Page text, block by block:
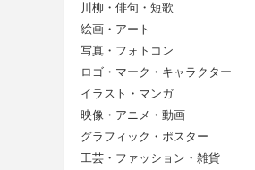
川柳・俳句・短歌
絵画・アート
写真・フォトコン
ロゴ・マーク・キャラクター
イラスト・マンガ
映像・アニメ・動画
グラフィック・ポスター
工芸・ファッション・雑貨